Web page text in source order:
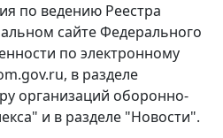
по ведению Реестра
сайте Федерального
по электронному
в разделе
организаций оборонно-
и в разделе "Новости".